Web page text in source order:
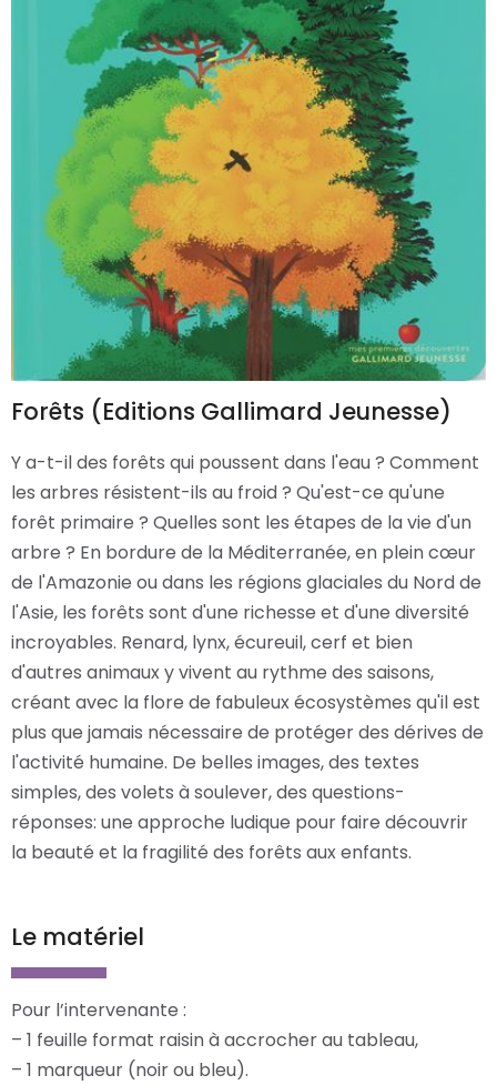
Forêts (Editions Gallimard Jeunesse)
Y a-t-il des forêts qui poussent dans l'eau ? Comment
les arbres résistent-ils au froid ? Qu'est-ce qu'une
forêt primaire ? Quelles sont les étapes de la vie d'un
arbre ? En bordure de la Méditerranée, en plein cœur
de l'Amazonie ou dans les régions glaciales du Nord de
l'Asie, les forêts sont d'une richesse et d'une diversité
incroyables. Renard, lynx, écureuil, cerf et bien
d'autres animaux y vivent au rythme des saisons,
créant avec la flore de fabuleux écosystèmes qu'il est
plus que jamais nécessaire de protéger des dérives de
l'activité humaine. De belles images, des textes
simples, des volets à soulever, des questions-
réponses: une approche ludique pour faire découvrir
la beauté et la fragilité des forêts aux enfants.
Le matériel
Pour l’intervenante :
– 1 feuille format raisin à accrocher au tableau,
– 1 marqueur (noir ou bleu).